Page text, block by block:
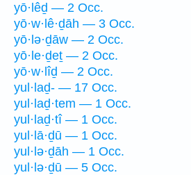
yō·lêḏ — 2 Occ.
yō·w·lê·ḏāh — 3 Occ.
yō·lə·ḏāw — 2 Occ.
yō·le·ḏeṯ — 2 Occ.
yō·w·lîḏ — 2 Occ.
yul·laḏ- — 17 Occ.
yul·laḏ·tem — 1 Occ.
yul·laḏ·tî — 1 Occ.
yul·lā·ḏū — 1 Occ.
yul·lə·ḏāh — 1 Occ.
yul·lə·ḏū — 5 Occ.